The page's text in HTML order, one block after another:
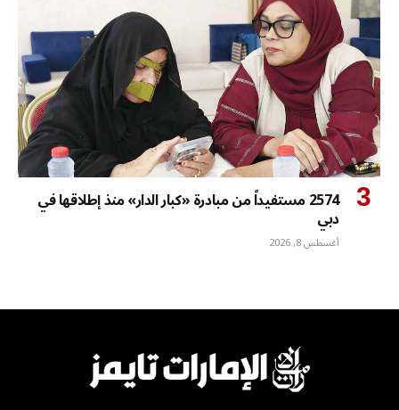
2574 مستفيداً من مبادرة «كبار الدار» منذ إطلاقها في
دبي
أغسطس 8, 2026